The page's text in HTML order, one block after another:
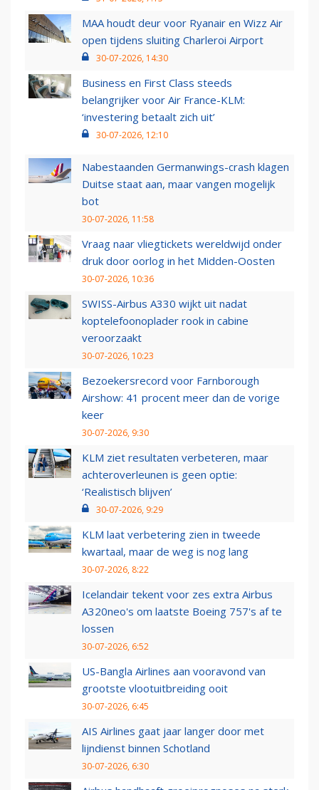
MAA houdt deur voor Ryanair en Wizz Air
open tijdens sluiting Charleroi Airport
30-07-2026, 14:30
Business en First Class steeds
belangrijker voor Air France-KLM:
‘investering betaalt zich uit’
30-07-2026, 12:10
Nabestaanden Germanwings-crash klagen
Duitse staat aan, maar vangen mogelijk
bot
30-07-2026, 11:58
Vraag naar vliegtickets wereldwijd onder
druk door oorlog in het Midden-Oosten
30-07-2026, 10:36
SWISS-Airbus A330 wijkt uit nadat
koptelefoonoplader rook in cabine
veroorzaakt
30-07-2026, 10:23
Bezoekersrecord voor Farnborough
Airshow: 41 procent meer dan de vorige
keer
30-07-2026, 9:30
KLM ziet resultaten verbeteren, maar
achteroverleunen is geen optie:
‘Realistisch blijven’
30-07-2026, 9:29
KLM laat verbetering zien in tweede
kwartaal, maar de weg is nog lang
30-07-2026, 8:22
Icelandair tekent voor zes extra Airbus
A320neo's om laatste Boeing 757's af te
lossen
30-07-2026, 6:52
US-Bangla Airlines aan vooravond van
grootste vlootuitbreiding ooit
30-07-2026, 6:45
AIS Airlines gaat jaar langer door met
lijndienst binnen Schotland
30-07-2026, 6:30